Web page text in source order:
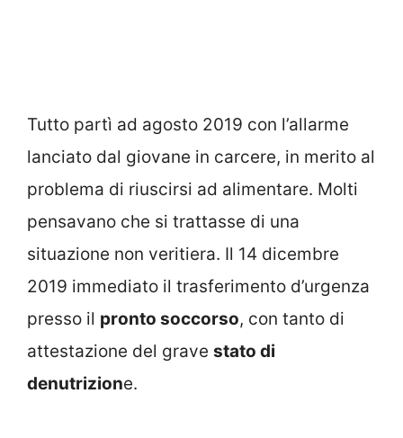
Tutto partì ad agosto 2019 con l’allarme
lanciato dal giovane in carcere, in merito al
problema di riuscirsi ad alimentare. Molti
pensavano che si trattasse di una
situazione non veritiera. Il 14 dicembre
2019 immediato il trasferimento d’urgenza
presso il pronto soccorso, con tanto di
attestazione del grave stato di
denutrizione.